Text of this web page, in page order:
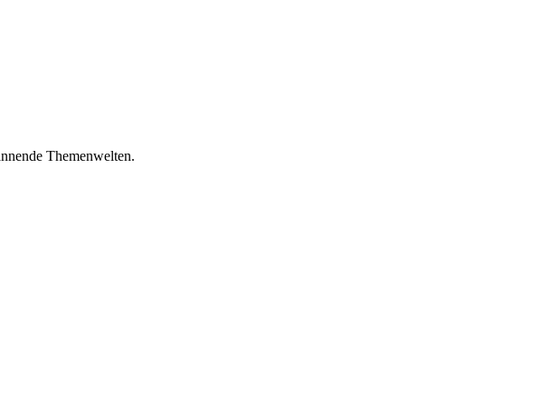
Themenwelten.